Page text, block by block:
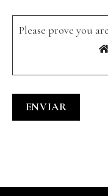
Please prove you